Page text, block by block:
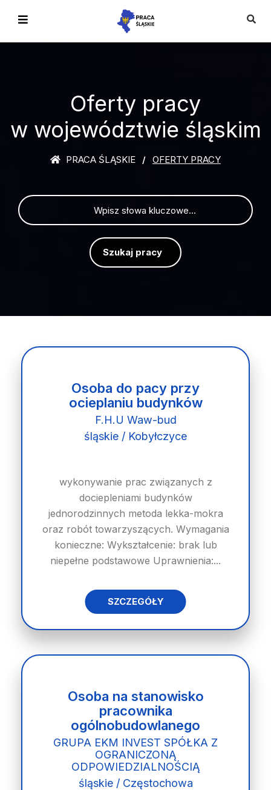
Oferty pracy
w województwie śląskim
PRACA ŚLĄSKIE OFERTY PRACY
Osoba do pacy przy
ocieplaniu budynków
F.H.U Waw-bud
śląskie / Kobyłczyce
wykonywanie prac związanych z
dociepleniami budynków
jednorodzinnych metoda lekka-mokra
oraz robót towarzyszących. Wymagania
konieczne: Wykształcenie: brak lub
niepełne podstawowe Uprawnienia:...
SZCZEGÓŁY
Osoba na stanowisko
pracownika
ogólnobudowlanego
GRUPA EKM INVEST SPÓŁKA Z
OGRANICZONĄ
ODPOWIEDZIALNOŚCIĄ
śląskie / Częstochowa